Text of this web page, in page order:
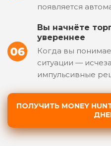
появляется
Вы начнёте
увереннее
Когда вы
ситуации —
импульсивные
ПОЛУЧИТЬ MONEY